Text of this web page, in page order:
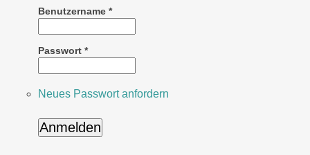
Benutzername*
Passwort*
Neues Passwort anfordern